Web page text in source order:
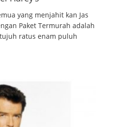
yang menjahit kan Jas
Paket Termurah adalah
ratus enam puluh